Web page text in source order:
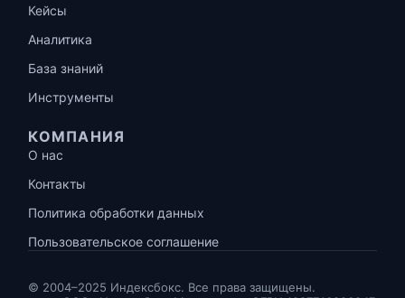
Кейсы
Аналитика
База знаний
Инструменты
КОМПАНИЯ
О нас
Контакты
Политика обработки данных
Пользовательское соглашение
© 2004–2025 Индексбокс. Все права защищены.